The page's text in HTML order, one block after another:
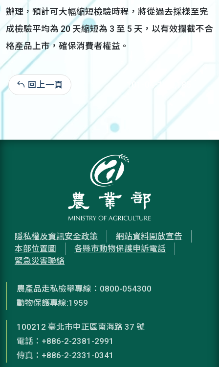
辦理，預計可大幅縮短檢驗時程，將從過去採樣至完
成檢驗平均為 20 天縮短為 3 至 5 天，以有效攔截不合
格產品上市，確保消費者權益。
回上一頁 101-04-11:2,185
隱私權及資訊安全政策
網站資料開放宣告
本部位置圖
各縣市動物保護申訴電話
緊急災害聯絡
農產品走私檢舉專線：0800-054300
動物保護專線:1959
100212 臺北市中正區南海路 37 號
電話：+886-2-2381-2991
傳真：+886-2-2331-0341